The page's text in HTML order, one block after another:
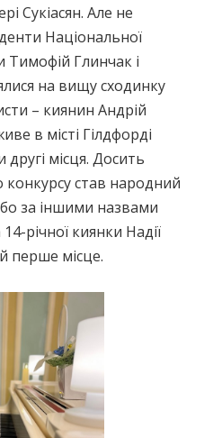
Сукіасян. Але не
Національної
Тимофій Глинчак і
на вищу сходинку
– киянин Андрій
в місті Гілдфорді
другі місця. Досить
став народний
за іншими назвами
річної киянки Надії
перше місце.